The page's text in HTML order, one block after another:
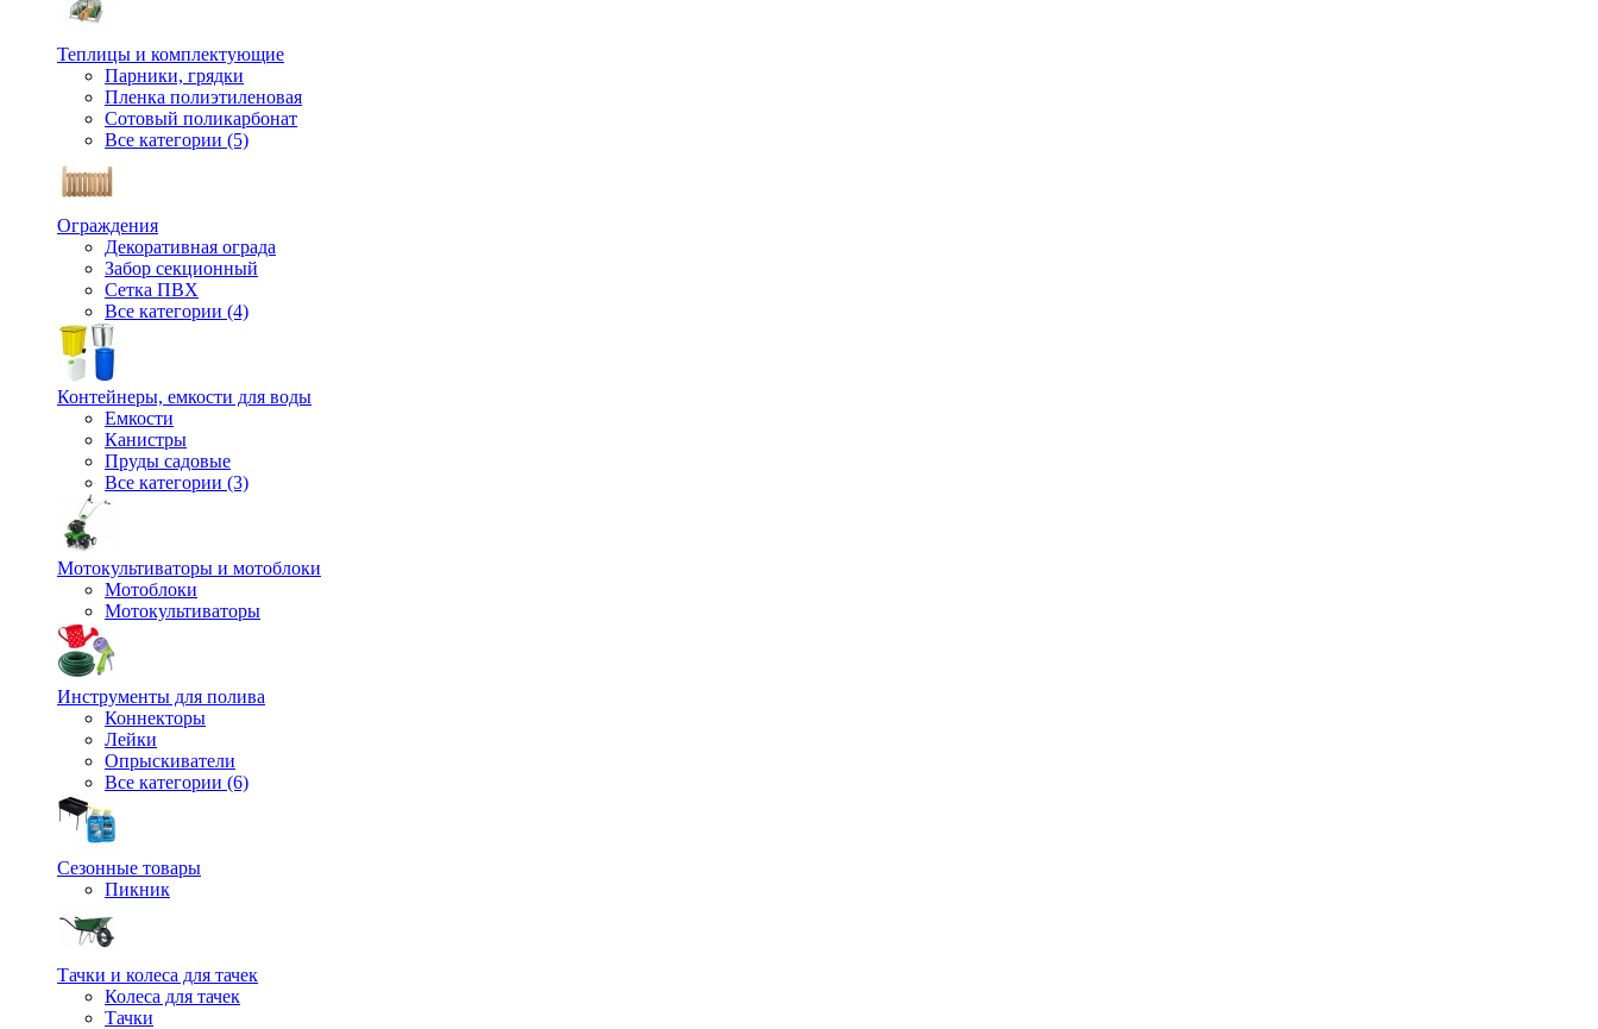
Теплицы и комплектующие
Парники, грядки
Пленка полиэтиленовая
Сотовый поликарбонат
Все категории (5)
Ограждения
Декоративная ограда
Забор секционный
Сетка ПВХ
Все категории (4)
Контейнеры, емкости для воды
Емкости
Канистры
Пруды садовые
Все категории (3)
Мотокультиваторы и мотоблоки
Мотоблоки
Мотокультиваторы
Инструменты для полива
Коннекторы
Лейки
Опрыскиватели
Все категории (6)
Сезонные товары
Пикник
Тачки и колеса для тачек
Колеса для тачек
Тачки